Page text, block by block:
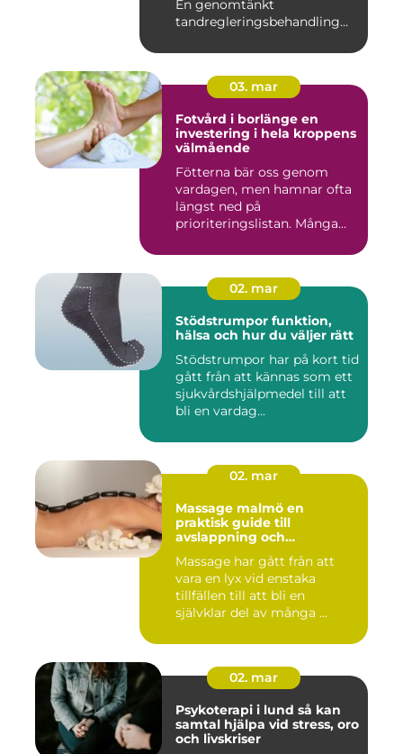
En genomtänkt
tandregleringsbehandling
03. mar
Fotvård i borlänge en
investering i hela kroppens
välmående
Fötterna bär oss genom
vardagen, men hamnar ofta
längst ned på
prioriteringslistan. Många
02. mar
Stödstrumpor funktion,
hälsa och hur du väljer rätt
Stödstrumpor har på kort tid
gått från att kännas som ett
sjukvårdshjälpmedel till att
bli en vardag...
02. mar
Massage malmö en
praktisk guide till
avslappning och
Massage har gått från att
vara en lyx vid enstaka
tillfällen till att bli en
självklar del av många ...
02. mar
Psykoterapi i lund så kan
samtal hjälpa vid stress, oro
och livskriser